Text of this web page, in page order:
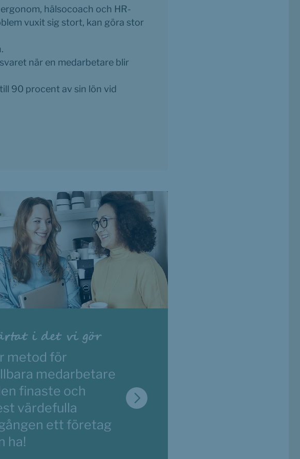
hälsocoach och HR-
vuxit sig stort, kan göra stor
när en medarbetare blir
90 procent av sin lön vid
i det vi gör
metod för
medarbetare
finaste och
värdefulla
ett företag
ha!